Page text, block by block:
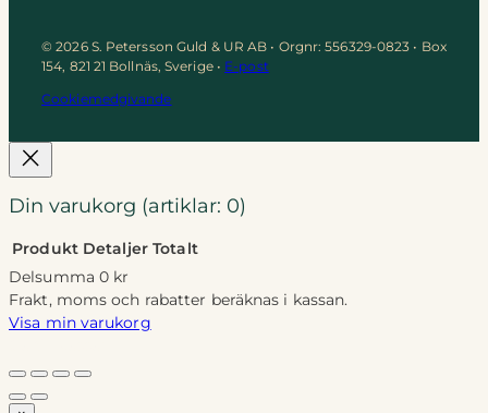
© 2026 S. Petersson Guld & UR AB • Orgnr: 556329-0823 • Box
154, 821 21 Bollnäs, Sverige • E-post
Cookiemedgivande
Din varukorg (artiklar: 0)
Produkter
i
varukorg
Produkt Detaljer Totalt
Delsumma 0 kr
Frakt, moms och rabatter beräknas i kassan.
Visa min varukorg